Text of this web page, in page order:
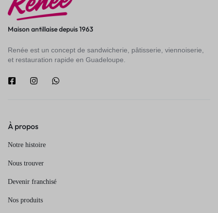
Maison antillaise depuis 1963
Renée est un concept de sandwicherie, pâtisserie, viennoiserie,
et restauration rapide en Guadeloupe.
À propos
Notre histoire
Nous trouver
Devenir franchisé
Nos produits